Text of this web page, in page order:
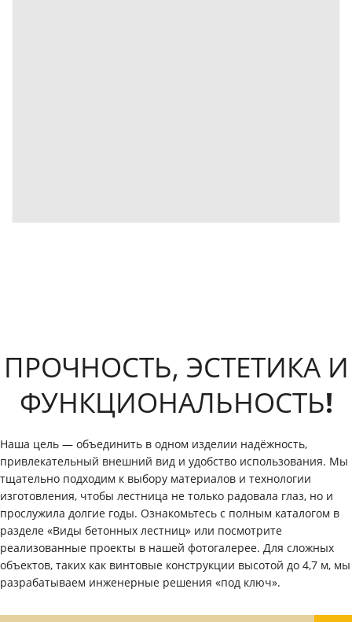
ПРОЧНОСТЬ, ЭСТЕТИКА И
ФУНКЦИОНАЛЬНОСТЬ!
Наша цель — объединить в одном изделии надёжность,
привлекательный внешний вид и удобство использования. Мы
тщательно подходим к выбору материалов и технологии
изготовления, чтобы лестница не только радовала глаз, но и
прослужила долгие годы. Ознакомьтесь с полным каталогом в
разделе «Виды бетонных лестниц» или посмотрите
реализованные проекты в нашей фотогалерее. Для сложных
объектов, таких как винтовые конструкции высотой до 4,7 м, мы
разрабатываем инженерные решения «под ключ».